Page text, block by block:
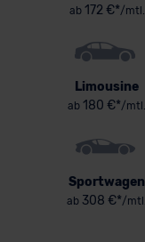
ab172 €*/mtl.
Limousine
ab 180 €*/mtl.
Sportwagen
ab 308 €*/mtl.